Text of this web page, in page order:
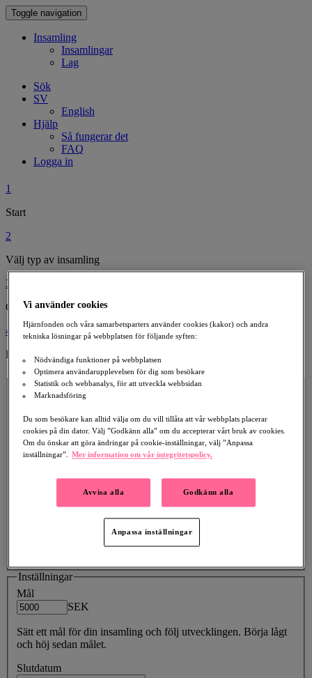
Toggle navigation
Insamling
Insamlingar
Lag
Sök
SV
English
Hjälp
Så fungerar det
FAQ
Logga in
1
Start
2
Välj typ av insamling
3
Gör din insamling personlig
4
Publicera din insamling
Insamlingsdetaljer
Rubrik
Beskrivning
Framhäv din egna personliga berättelse om varför du har startat
en insamling, och försök att besvara följande frågor: Vilket
ändamål samlar du in till och varför är det viktigt för dig? Vad
kommer de insamlade medlen att användas till? Hur kan ditt
Inställningar
Mål
SEK
Sätt ett mål för din insamling och följ utvecklingen. Börja lågt
och höj sedan målet.
Slutdatum
Vi använder cookies
Hjärnfonden och våra samarbetsparters använder cookies (kakor) och andra
tekniska lösningar på webbplatsen för följande syften:
Nödvändiga funktioner på webbplatsen
Optimera användarupplevelsen för dig som besökare
Statistik och webbanalys, för att utveckla webbsidan
Marknadsföring
Du som besökare kan alltid välja om du vill tillåta att vår webbplats placerar
cookies på din dator. Välj ”Godkänn alla” om du accepterar vårt bruk av cookies.
Om du önskar att göra ändringar på cookie-inställningar, välj ”Anpassa
inställningar”. Mer information om vår integritetspolicy.
Avvisa alla Godkänn alla
Anpassa inställningar